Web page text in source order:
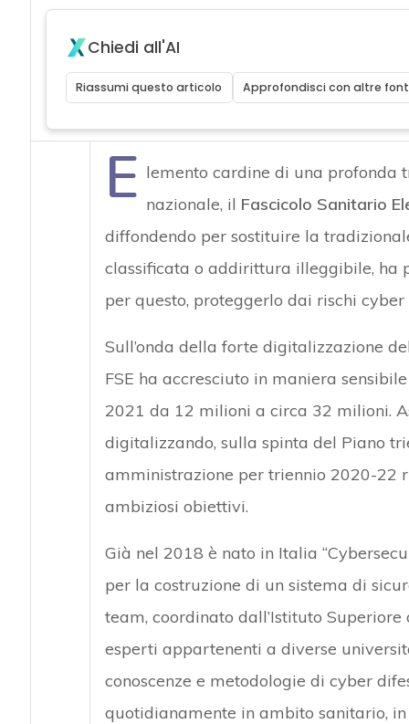
Chiedi all'AI
Riassumi questo articolo Approfondisci con altre
E lemento cardine di una profonda
nazionale, il Fascicolo Sanitario
diffondendo per sostituire la
classificata o addirittura illeggibile, ha
per questo, proteggerlo dai rischi
Sull’onda della forte digitalizzazione
FSE ha accresciuto in maniera
2021 da 12 milioni a circa 32 milioni.
digitalizzando, sulla spinta del Piano
amministrazione per triennio 2020-22
ambiziosi obiettivi.
Già nel 2018 è nato in Italia
per la costruzione di un sistema di
team, coordinato dall’Istituto
esperti appartenenti a diverse
conoscenze e metodologie di cyber
quotidianamente in ambito sanitario,